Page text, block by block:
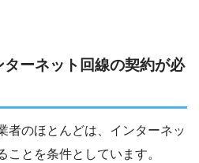
ーネット回線の契約が必
者のほとんどは、インターネッ
ことを条件としています。